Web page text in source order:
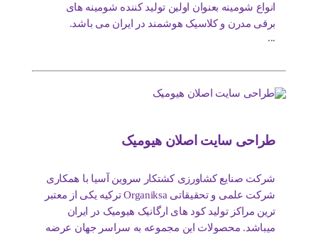
انواع شومینه بعنوان اولین تولید کننده شومینه های
برقی مدرن و کلاسیک هوشمند در ایران می باشد.
...
طراحی سایت اصلان هیومیک
شرکت صنایع کشاورزی کشتکار سروین آسیا با همکاری
شرکت علمی و تحقیقاتی Organiksa ترکیه یکی از معتبر
ترین مراکز تولید کود های ارگانیک هیومیک در ایران
میباشد. محصولات این مجموعه به سراسر جهان عرضه